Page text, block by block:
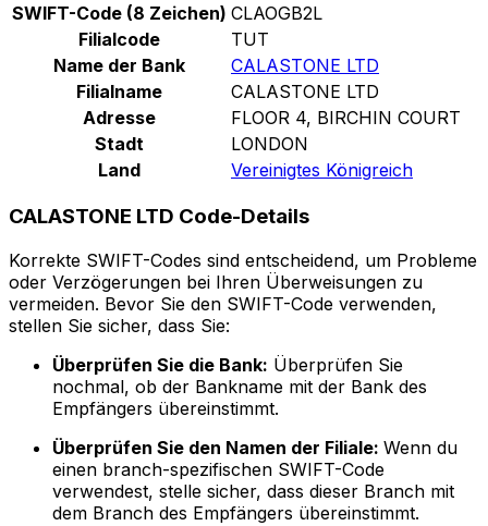
SWIFT-Code (8 Zeichen) CLAOGB2L
Filialcode
TUT
Name der Bank
CALASTONE LTD
Filialname
CALASTONE LTD
Adresse
FLOOR 4, BIRCHIN COURT
Stadt
LONDON
Land
Vereinigtes Königreich
CALASTONE LTD Code-Details
Korrekte SWIFT-Codes sind entscheidend, um Probleme
oder Verzögerungen bei Ihren Überweisungen zu
vermeiden. Bevor Sie den SWIFT-Code verwenden,
stellen Sie sicher, dass Sie:
Überprüfen Sie die Bank: Überprüfen Sie
nochmal, ob der Bankname mit der Bank des
Empfängers übereinstimmt.
Überprüfen Sie den Namen der Filiale: Wenn du
einen branch-spezifischen SWIFT-Code
verwendest, stelle sicher, dass dieser Branch mit
dem Branch des Empfängers übereinstimmt.